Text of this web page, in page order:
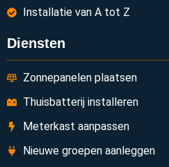
Installatie van A tot Z
Diensten
Zonnepanelen plaatsen
Thuisbatterij installeren
Meterkast aanpassen
Nieuwe groepen aanleggen